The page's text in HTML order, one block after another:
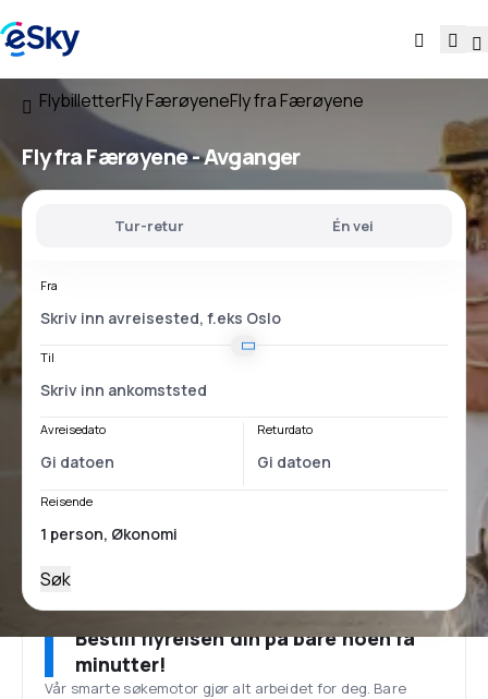
FlybilletterFly FærøyeneFly fra Færøyene
Flyfra Færøyene- Avganger
Tur-retur Én vei
Fra
Til
Avreisedato Returdato
Reisende
Søk
Bestill flyreisen din på bare noen få
minutter!
Vår smarte søkemotor gjør alt arbeidet for deg. Bare